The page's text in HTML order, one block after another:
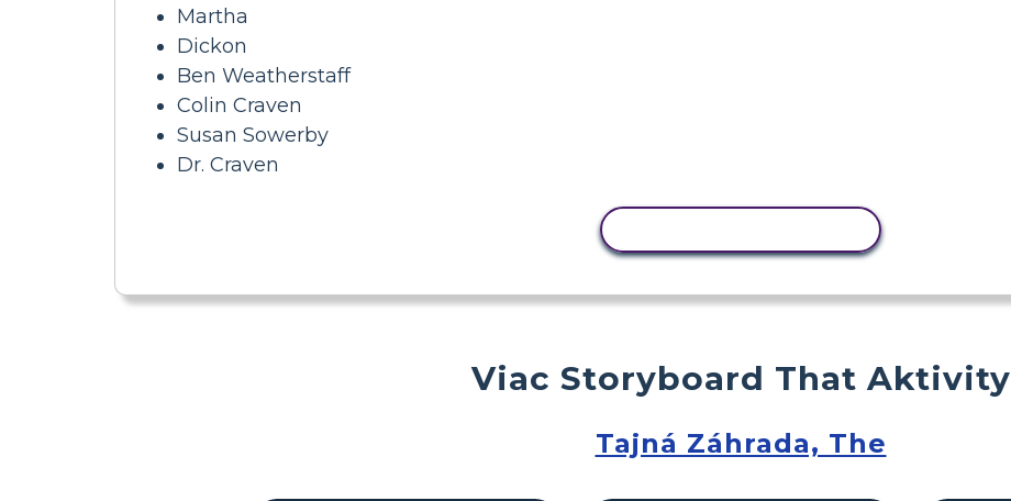
Martha
Dickon
Ben Weatherstaff
Colin Craven
Susan Sowerby
Dr. Craven
Viac Storyboard That Aktivity
Tajná Záhrada, The